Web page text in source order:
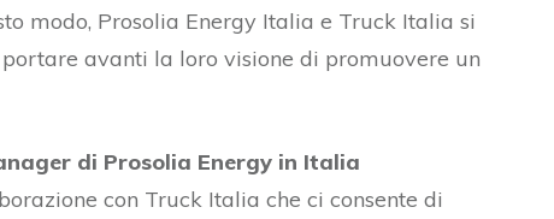
modo, Prosolia Energy Italia e Truck Italia si
avanti la loro visione di promuovere un
di Prosolia Energy in Italia
con Truck Italia che ci consente di